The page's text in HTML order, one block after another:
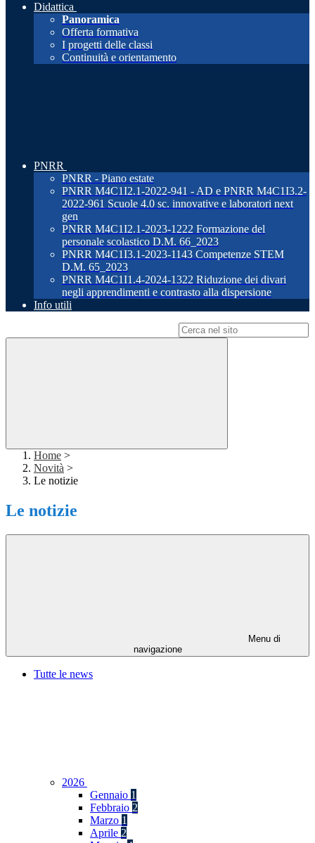
Didattica
Panoramica
Offerta formativa
I progetti delle classi
Continuità e orientamento
PNRR
PNRR - Piano estate
PNRR M4C1I2.1-2022-941 - AD e PNRR M4C1I3.2-
2022-961 Scuole 4.0 sc. innovative e laboratori next
gen
PNRR M4C1I2.1-2023-1222 Formazione del
personale scolastico D.M. 66_2023
PNRR M4C1I3.1-2023-1143 Competenze STEM
D.M. 65_2023
PNRR M4C1I1.4-2024-1322 Riduzione dei divari
negli apprendimenti e contrasto alla dispersione
Info utili
Home >
Novità >
Le notizie
Le notizie
Menu di
navigazione
Tutte le news
2026
Gennaio 1
Febbraio 2
Marzo 1
Aprile 2